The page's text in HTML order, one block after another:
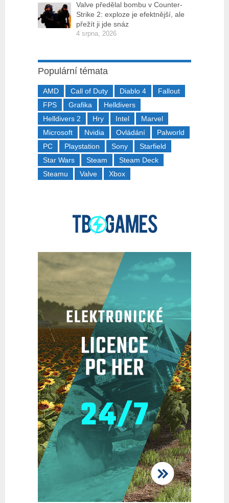
Valve předělal bombu v Counter-
Strike 2: exploze je efektnější, ale
přežít ji jde snáz
4 srpna, 2026
Populární témata
AMD Call of Duty Diablo 4
Fallout
FPS
Grafika
Helldivers
Helldivers 2
Hry Intel
Marvel
Microsoft
Nvidia Ovládání
Palworld
PC
Playstation Sony
Starfield
Star Wars
Steam
Steam Deck
Steamu
Valve Xbox